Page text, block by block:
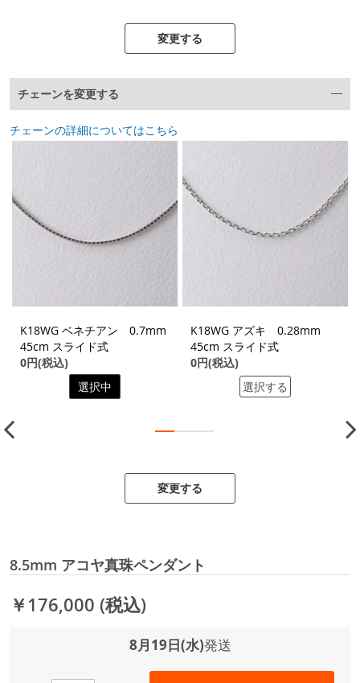
変更する
チェーンを変更する
チェーンの詳細についてはこちら
K18WG ベネチアン 0.7mm
45cm スライド式
0円(税込)
選択中
K18WG アズキ 0.28mm
45cm スライド式
0円(税込)
選択する
変更する
8.5mm アコヤ真珠ペンダント
￥176,000 (税込)
8月19日(水)発送